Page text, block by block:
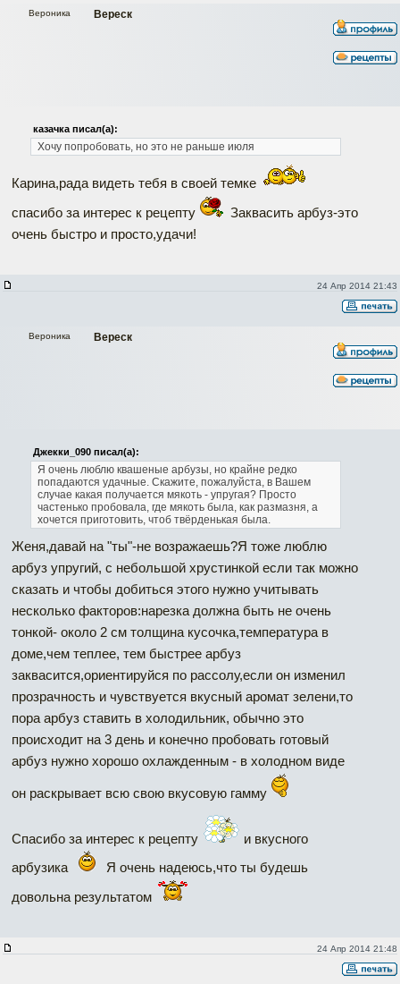
Вереск
Вероника
казачка писал(а):
Хочу попробовать, но это не раньше июля
Карина,рада видеть тебя в своей темке
спасибо за интерес к рецепту
Заквасить арбуз-это
очень быстро и просто,удачи!
24 Апр 2014 21:43
Вереск
Вероника
Джекки_090 писал(а):
Я очень люблю квашеные арбузы, но крайне редко
попадаются удачные. Скажите, пожалуйста, в Вашем
случае какая получается мякоть - упругая? Просто
частенько пробовала, где мякоть была, как размазня, а
хочется приготовить, чтоб твёрденькая была.
Женя,давай на "ты"-не возражаешь?Я тоже люблю
арбуз упругий, с небольшой хрустинкой если так можно
сказать и чтобы добиться этого нужно учитывать
несколько факторов:нарезка должна быть не очень
тонкой- около 2 см толщина кусочка,температура в
доме,чем теплее, тем быстрее арбуз
заквасится,ориентируйся по рассолу,если он изменил
прозрачность и чувствуется вкусный аромат зелени,то
пора арбуз ставить в холодильник, обычно это
происходит на 3 день и конечно пробовать готовый
арбуз нужно хорошо охлажденным - в холодном виде
он раскрывает всю свою вкусовую гамму
Спасибо за интерес к рецепту
и вкусного
арбузика
Я очень надеюсь,что ты будешь
довольна результатом
24 Апр 2014 21:48